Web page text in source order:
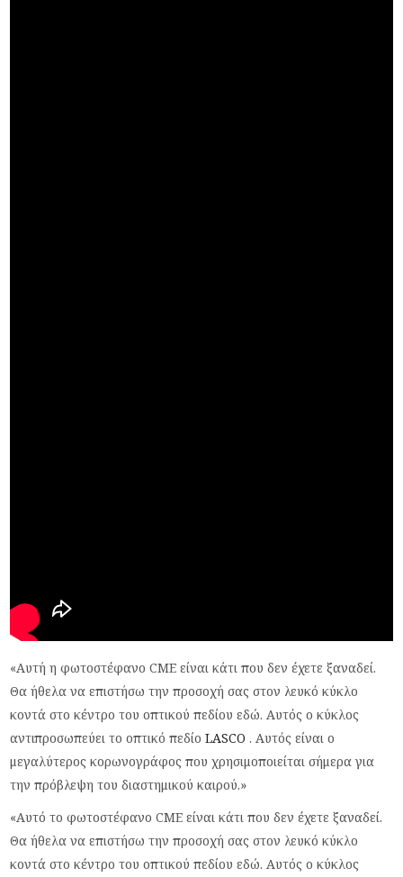
«Αυτή η φωτοστέφανο CME είναι κάτι που δεν έχετε ξαναδεί.
Θα ήθελα να επιστήσω την προσοχή σας στον λευκό κύκλο
κοντά στο κέντρο του οπτικού πεδίου εδώ. Αυτός ο κύκλος
αντιπροσωπεύει το οπτικό πεδίοLASCO . Αυτός είναι ο
μεγαλύτερος κορωνογράφος που χρησιμοποιείται σήμερα για
την πρόβλεψη του διαστημικού καιρού.»
«Αυτό το φωτοστέφανο CME είναι κάτι που δεν έχετε ξαναδεί.
Θα ήθελα να επιστήσω την προσοχή σας στον λευκό κύκλο
κοντά στο κέντρο του οπτικού πεδίου εδώ. Αυτός ο κύκλος